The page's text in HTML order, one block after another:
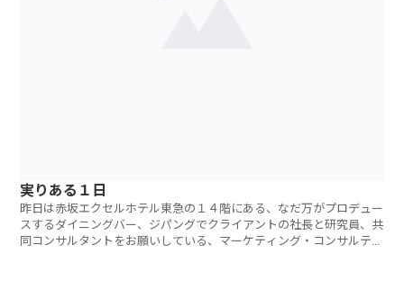
実りある１日
昨日は赤坂エクセルホテル東急の１４階にある、なだ万がプロデュー
スするダイニングバー、ジパングでクライアントの社長と研究員、共
同コンサルタントをお願いしている、マーケティング・コンサルティ